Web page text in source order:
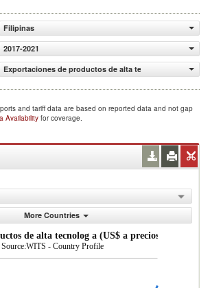
Filipinas
2017-2021
Exportaciones de productos de alta tecnolog a (US$ a
and tariff data are based on reported data and not gap
Availability for coverage.
More Countries
de alta tecnolog a (US$ a precios actuales)
Source:WITS - Country Profile